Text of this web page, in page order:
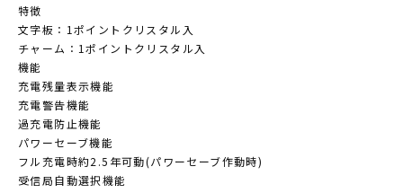
特徴
文字板：1ポイントクリスタル入
チャーム：1ポイントクリスタル入
機能
充電残量表示機能
充電警告機能
過充電防止機能
パワーセーブ機能
フル充電時約2.5年可動(パワーセーブ作動時)
受信局自動選択機能